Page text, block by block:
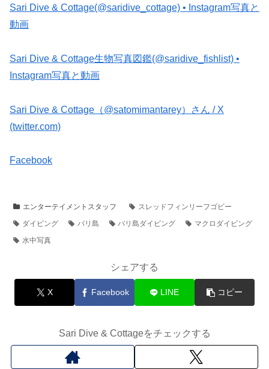
Sari Dive & Cottage(@saridive_cottage) • Instagram写真と
動画
Sari Dive & Cottage生物写真図鑑(@saridive_fishlist) •
Instagram写真と動画
Sari Dive & Cottage（@satomimantarey）さん / X
(twitter.com)
Facebook
エンターテイメントスタッフ
スレッドフィンリーフゴビー
ダイビング
バリ島 バリ島ダイビング
マクロダイビング
水中写真
シェアする
X Facebook LINE コピー
Sari Dive & Cottageをチェックする